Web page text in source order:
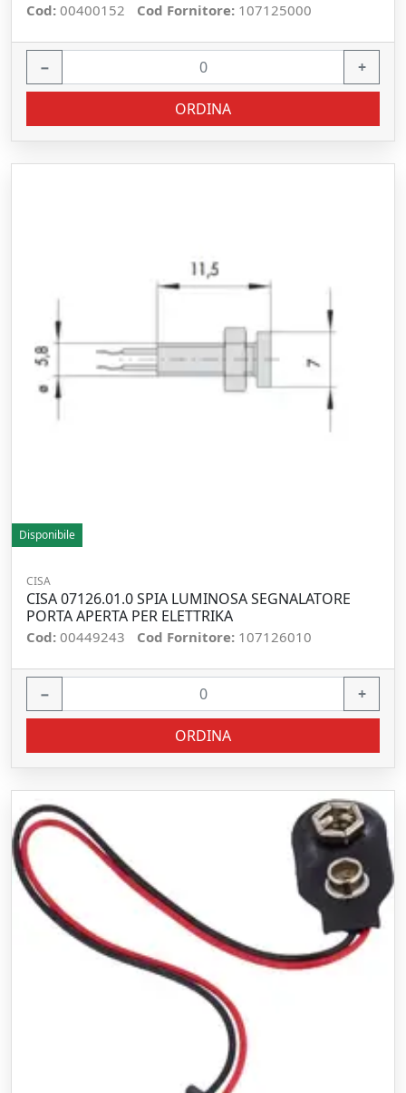
Cod: 00400152 Cod Fornitore: 107125000
− +
ORDINA
Disponibile
CISA
CISA 07126.01.0 SPIA LUMINOSA SEGNALATORE
PORTA APERTA PER ELETTRIKA
Cod: 00449243 Cod Fornitore: 107126010
− +
ORDINA